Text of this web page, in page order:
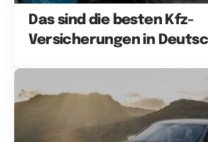
Das sind die besten Kfz-
Versicherungen in